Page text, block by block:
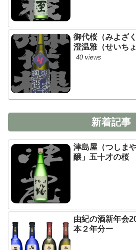
御代桜（みよざ
澄温雅（せいち
40 views
新着記事
津島屋（つしま
醸」五十才の桜
由紀の酒新年会
本２年分ー